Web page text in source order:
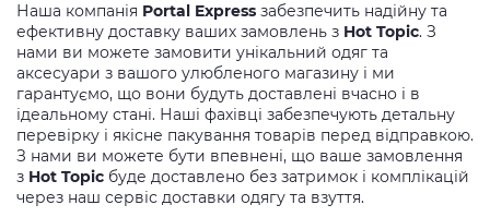
Наша компанія Portal Express забезпечить надійну та
ефективну доставку ваших замовлень з Hot Topic. З
нами ви можете замовити унікальний одяг та
аксесуари з вашого улюбленого магазину і ми
гарантуємо, що вони будуть доставлені вчасно і в
ідеальному стані. Наші фахівці забезпечують детальну
перевірку і якісне пакування товарів перед відправкою.
З нами ви можете бути впевнені, що ваше замовлення
з Hot Topic буде доставлено без затримок і комплікацій
через наш сервіс доставки одягу та взуття.